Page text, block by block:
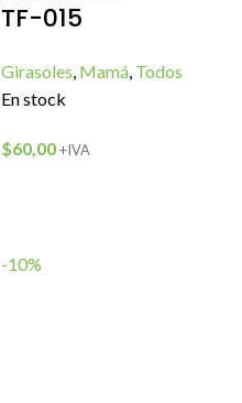
TF-015
Girasoles, Mamá, Todos
En stock
$60,00+IVA
-10%